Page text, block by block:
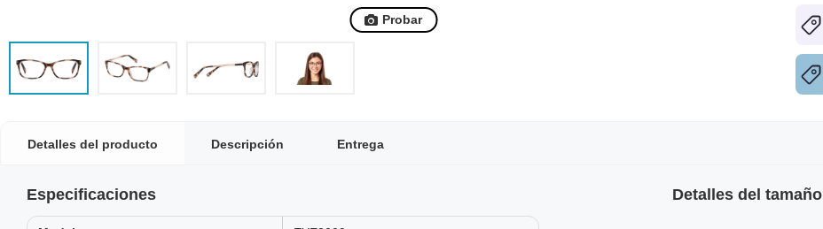
Probar
Detalles del producto Descripción Entrega
Especificaciones Detalles del tamaño